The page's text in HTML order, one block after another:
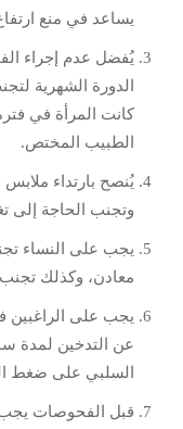
يساعد في منع
الدورة الشهرية
كانت المرأة في
الطبيب المختص.
يُنصح بارتداء
وتجنب الحاجة إلى
يجب على النساء
معادن، وكذلك تجنب
يجب على الراغبين
عن التدخين لمدة
السلبي على ضغط
قبل الفحوصات يجب